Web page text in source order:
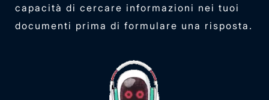
capacità di cercare informazioni nei tuoi
documenti prima di formulare una risposta.